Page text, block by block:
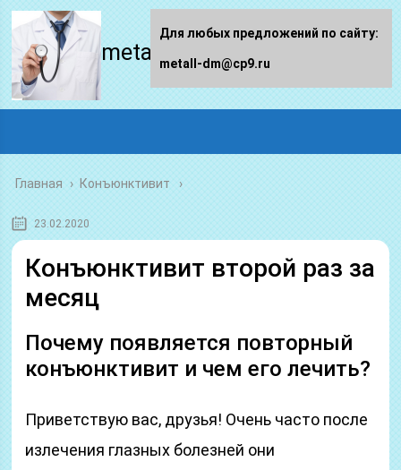
metall-dm.ru
Главная › Конъюнктивит
23.02.2020
Конъюнктивит второй раз за
месяц
Почему появляется повторный
конъюнктивит и чем его лечить?
Приветствую вас, друзья! Очень часто после
излечения глазных болезней они
Для любых предложений по сайту:
metall-dm@cp9.ru